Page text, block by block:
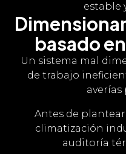
estable
basado
Un sistema mal
de trabajo
averías
Antes de
climatización
auditoría